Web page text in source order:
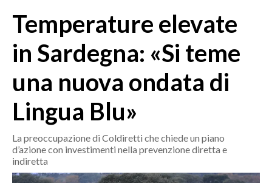
MEDIO CAMPIDANO
ORISTANO E PROVINCIA
GALLURA
NUORO E PROVINCIA
OGLIASTRA
AGENDA
Temperature elevate
in Sardegna: «Si teme
una nuova ondata di
Lingua Blu»
La preoccupazione di Coldiretti che chiede un piano
d’azione con investimenti nella prevenzione diretta e
indiretta